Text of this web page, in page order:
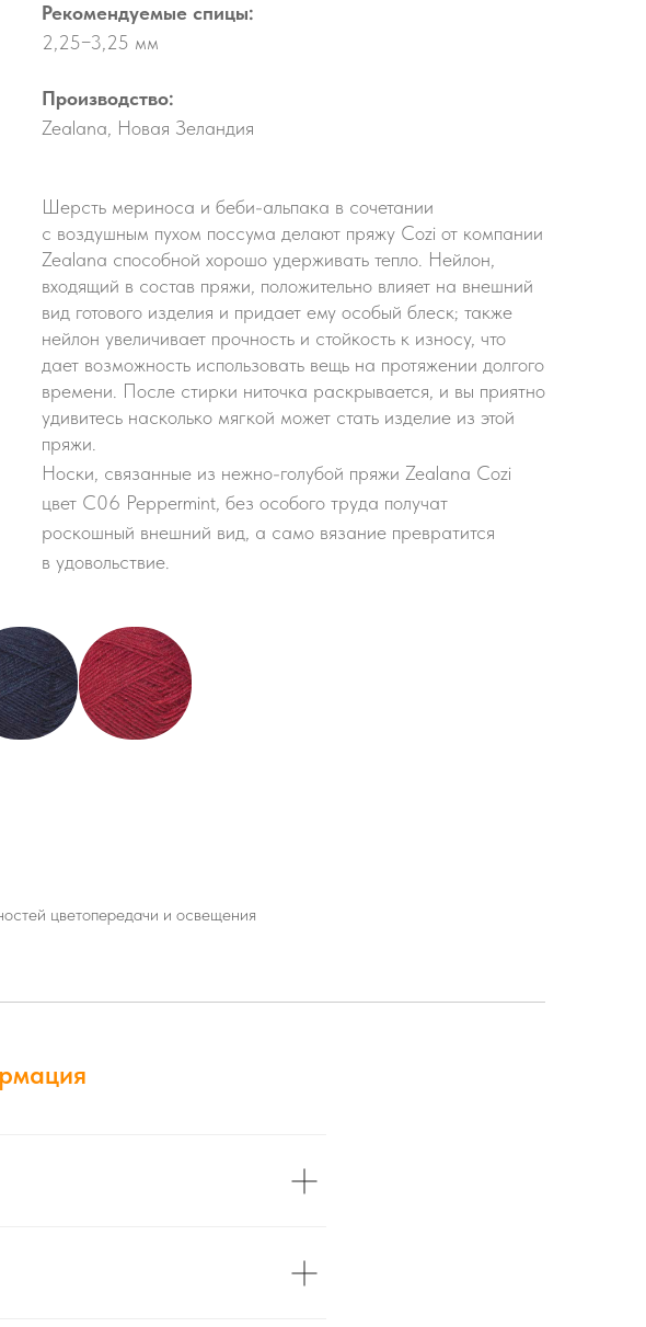
Рекомендуемые спицы:
2,25−3,25 мм
Производство:
Zealana, Новая Зеландия
Шерсть мериноса и беби-альпака в сочетании
с воздушным пухом поссума делают пряжу Cozi от компании
Zealana способной хорошо удерживать тепло. Нейлон,
входящий в состав пряжи, положительно влияет на внешний
вид готового изделия и придает ему особый блеск; также
нейлон увеличивает прочность и стойкость к износу, что
дает возможность использовать вещь на протяжении долгого
времени. После стирки ниточка раскрывается, и вы приятно
удивитесь насколько мягкой может стать изделие из этой
пряжи.
Носки, связанные из нежно-голубой пряжи Zealana Cozi
цвет C06 Peppermint, без особого труда получат
роскошный внешний вид, а само вязание превратится
в удовольствие.
цветопередачи и освещения